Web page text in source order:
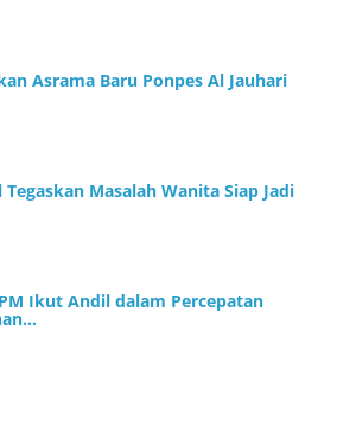
Asrama Baru Ponpes Al Jauhari
Masalah Wanita Siap Jadi
Ikut Andil dalam Percepatan